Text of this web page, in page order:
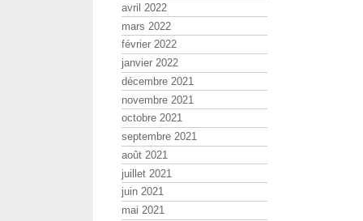
avril 2022
mars 2022
février 2022
janvier 2022
décembre 2021
novembre 2021
octobre 2021
septembre 2021
août 2021
juillet 2021
juin 2021
mai 2021